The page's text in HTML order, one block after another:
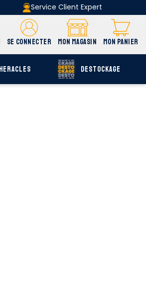
Service Client Expert
SE CONNECTER MON MAGASIN MON PANIER
HERACLES DESTOCKAGE